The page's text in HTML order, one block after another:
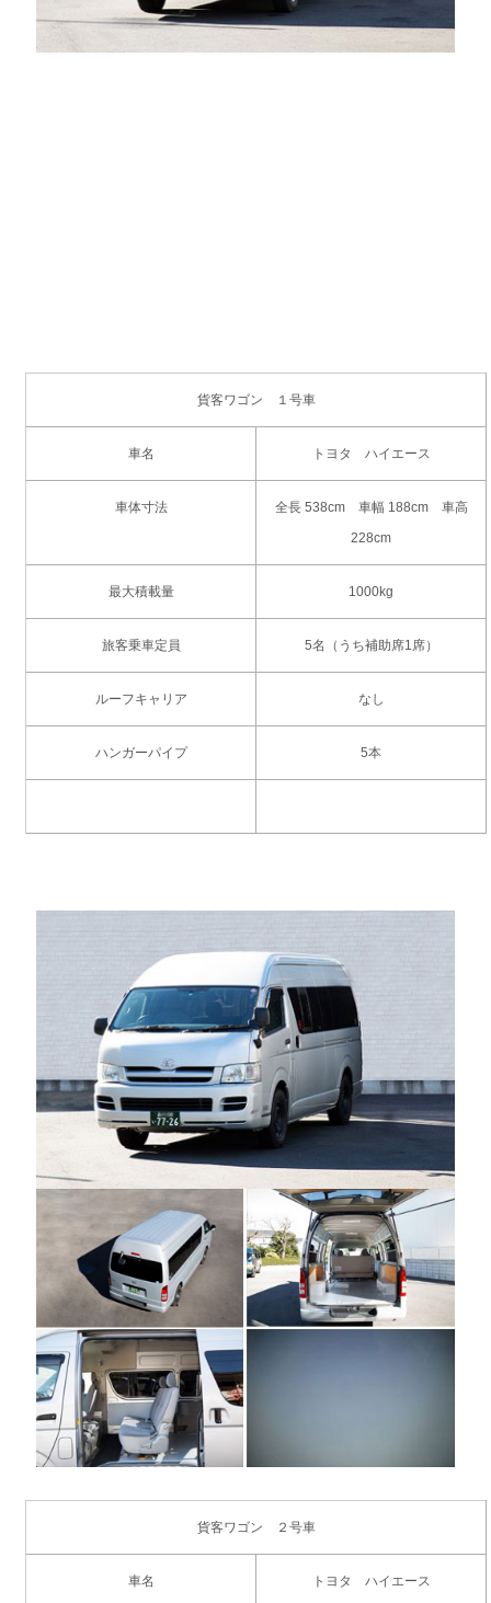
貨客ワゴン １号車
車名 トヨタ ハイエース
車体寸法
全長 538cm 車幅 188cm 車高
228cm
最大積載量 1000kg
旅客乗車定員 5名（うち補助席1席）
ルーフキャリア なし
ハンガーパイプ 5本
貨客ワゴン ２号車
車名 トヨタ ハイエース